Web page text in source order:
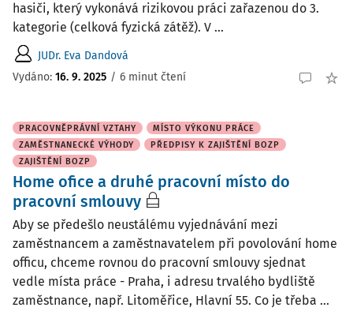
hasiči, který vykonává rizikovou práci zařazenou do 3.
kategorie (celková fyzická zátěž). V ...
JUDr. Eva Dandová
Vydáno: 16. 9. 2025 / 6 minut čtení
PRACOVNĚPRÁVNÍ VZTAHY
MÍSTO VÝKONU PRÁCE
ZAMĚSTNANECKÉ VÝHODY
PŘEDPISY K ZAJIŠTĚNÍ BOZP
ZAJIŠTĚNÍ BOZP
Home ofice a druhé pracovní místo do
pracovní smlouvy
Aby se předešlo neustálému vyjednávání mezi
zaměstnancem a zaměstnavatelem při povolování home
officu, chceme rovnou do pracovní smlouvy sjednat
vedle místa práce - Praha, i adresu trvalého bydliště
zaměstnance, např. Litoměřice, Hlavní 55. Co je třeba ...